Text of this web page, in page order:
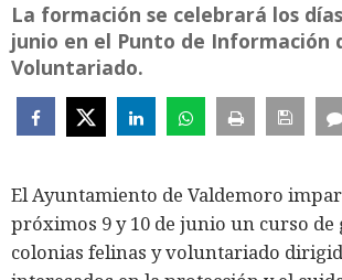
La formación se celebrará los
junio en el Punto de Información
Voluntariado.
El Ayuntamiento de Valdemoro
próximos 9 y 10 de junio un curso de
colonias felinas y voluntariado